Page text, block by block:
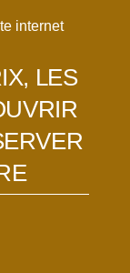
internet
LES